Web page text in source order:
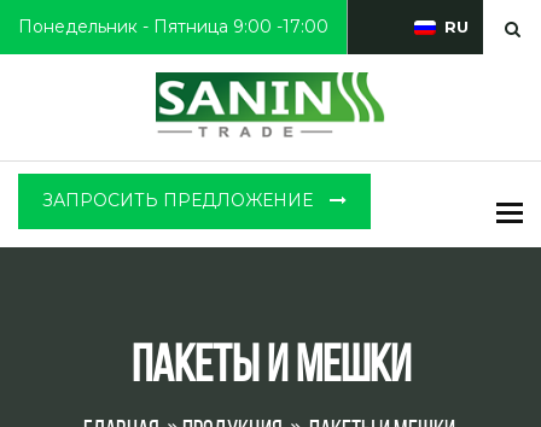
Понедельник - Пятница 9:00 -17:00 RU
ЗАПРОСИТЬ ПРЕДЛОЖЕНИЕ
Пакеты и мешки